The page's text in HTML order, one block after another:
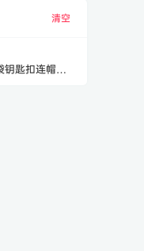
清空
钥匙扣连帽衫